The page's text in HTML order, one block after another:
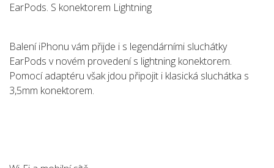
EarPods. S konektorem Lightning
Balení iPhonu vám přijde i s legendárními sluchátky
EarPods v novém provedení s lightning konektorem.
Pomocí adaptéru však jdou připojit i klasická sluchátka s
3,5mm konektorem.